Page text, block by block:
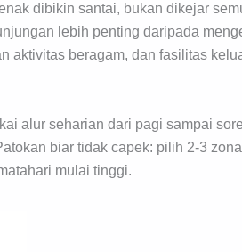
dibikin santai, bukan dikejar
lebih penting daripada
aktivitas beragam, dan fasilitas
alur seharian dari pagi sampai
biar tidak capek: pilih 2-3
mulai tinggi.